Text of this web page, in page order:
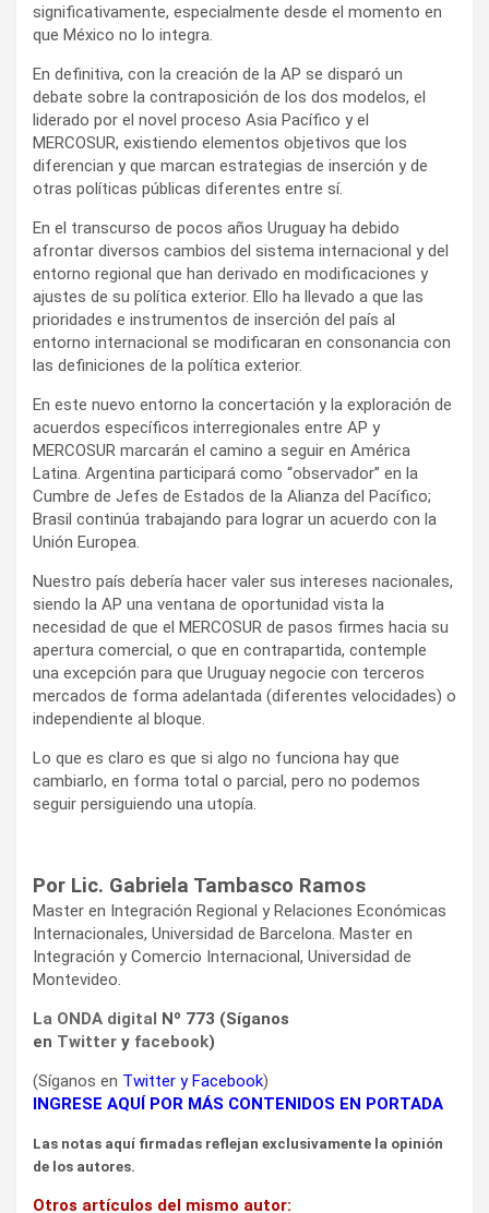
significativamente, especialmente desde el momento en
que México no lo integra.
En definitiva, con la creación de la AP se disparó un
debate sobre la contraposición de los dos modelos, el
liderado por el novel proceso Asia Pacífico y el
MERCOSUR, existiendo elementos objetivos que los
diferencian y que marcan estrategias de inserción y de
otras políticas públicas diferentes entre sí.
En el transcurso de pocos años Uruguay ha debido
afrontar diversos cambios del sistema internacional y del
entorno regional que han derivado en modificaciones y
ajustes de su política exterior. Ello ha llevado a que las
prioridades e instrumentos de inserción del país al
entorno internacional se modificaran en consonancia con
las definiciones de la política exterior.
En este nuevo entorno la concertación y la exploración de
acuerdos específicos interregionales entre AP y
MERCOSUR marcarán el camino a seguir en América
Latina. Argentina participará como “observador” en la
Cumbre de Jefes de Estados de la Alianza del Pacífico;
Brasil continúa trabajando para lograr un acuerdo con la
Unión Europea.
Nuestro país debería hacer valer sus intereses nacionales,
siendo la AP una ventana de oportunidad vista la
necesidad de que el MERCOSUR de pasos firmes hacia su
apertura comercial, o que en contrapartida, contemple
una excepción para que Uruguay negocie con terceros
mercados de forma adelantada (diferentes velocidades) o
independiente al bloque.
Lo que es claro es que si algo no funciona hay que
cambiarlo, en forma total o parcial, pero no podemos
seguir persiguiendo una utopía.
Por Lic. Gabriela Tambasco Ramos
Master en Integración Regional y Relaciones Económicas
Internacionales, Universidad de Barcelona. Master en
Integración y Comercio Internacional, Universidad de
Montevideo.
La ONDA digital Nº 773 (Síganos
en Twitter y facebook)
(Síganos en Twitter yFacebook)
INGRESE AQUÍ POR MÁS CONTENIDOS EN PORTADA
Las notas aquí firmadas reflejan exclusivamente la opinión
de los autores.
Otros artículos del mismo autor: